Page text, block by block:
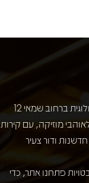
חנות תקליטים מיתולוגית ברחוב שמאי 12
מוזיקה, עם קירות
ודור צעיר
פתחנו אתר, כדי